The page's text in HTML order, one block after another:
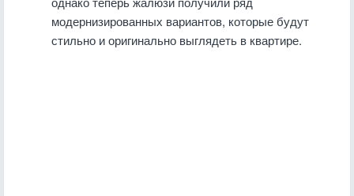
модернизированных вариантов, которые будут
стильно и оригинально выглядеть в квартире.